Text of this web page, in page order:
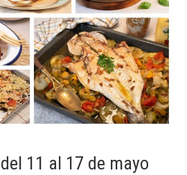
11 al 17 de mayo